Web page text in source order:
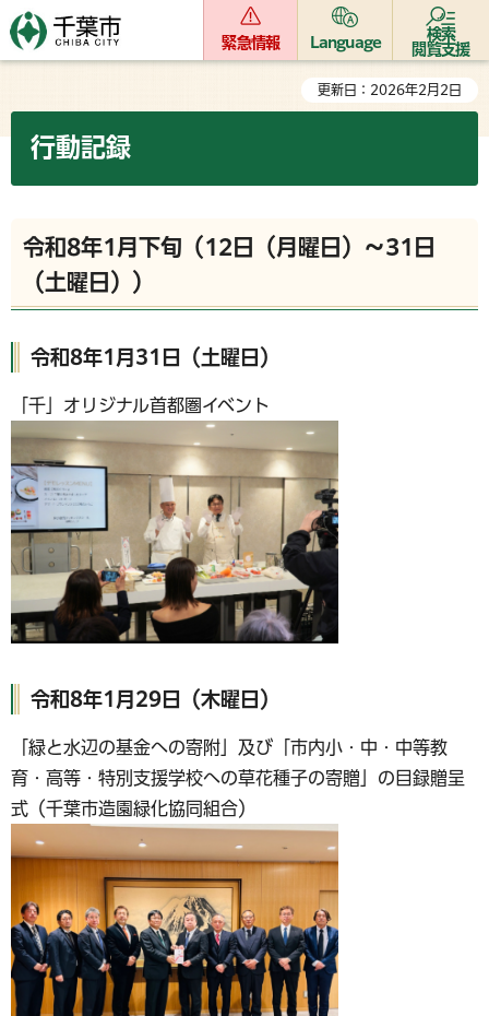
緊急情報 Language
検索
閲覧支援
更新日：2026年2月2日
行動記録
令和8年1月下旬（12日（月曜日）～31日
（土曜日））
令和8年1月31日（土曜日）
「千」オリジナル首都圏イベント
令和8年1月29日（木曜日）
「緑と水辺の基金への寄附」及び「市内小・中・中等教
育・高等・特別支援学校への草花種子の寄贈」の目録贈呈
式（千葉市造園緑化協同組合）